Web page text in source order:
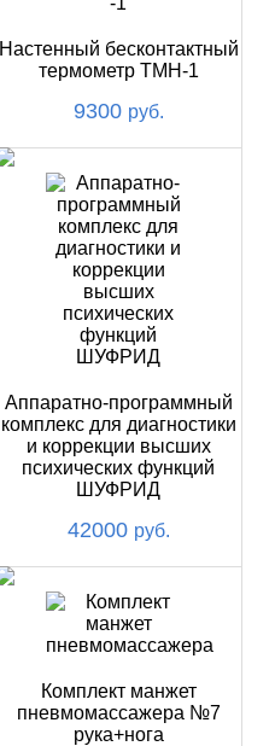
Настенный бесконтактный
термометр ТМН-1
9300 руб.
Аппаратно-программный
комплекс для диагностики
и коррекции высших
психических функций
ШУФРИД
42000 руб.
Комплект манжет
пневмомассажера №7
рука+нога